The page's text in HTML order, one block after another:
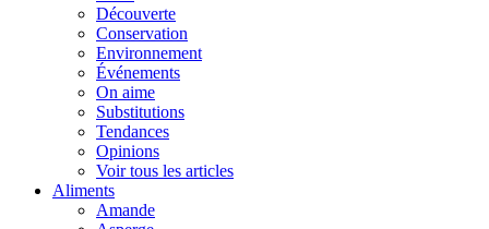
Découverte
Conservation
Environnement
Événements
On aime
Substitutions
Tendances
Opinions
Voir tous les articles
Aliments
Amande